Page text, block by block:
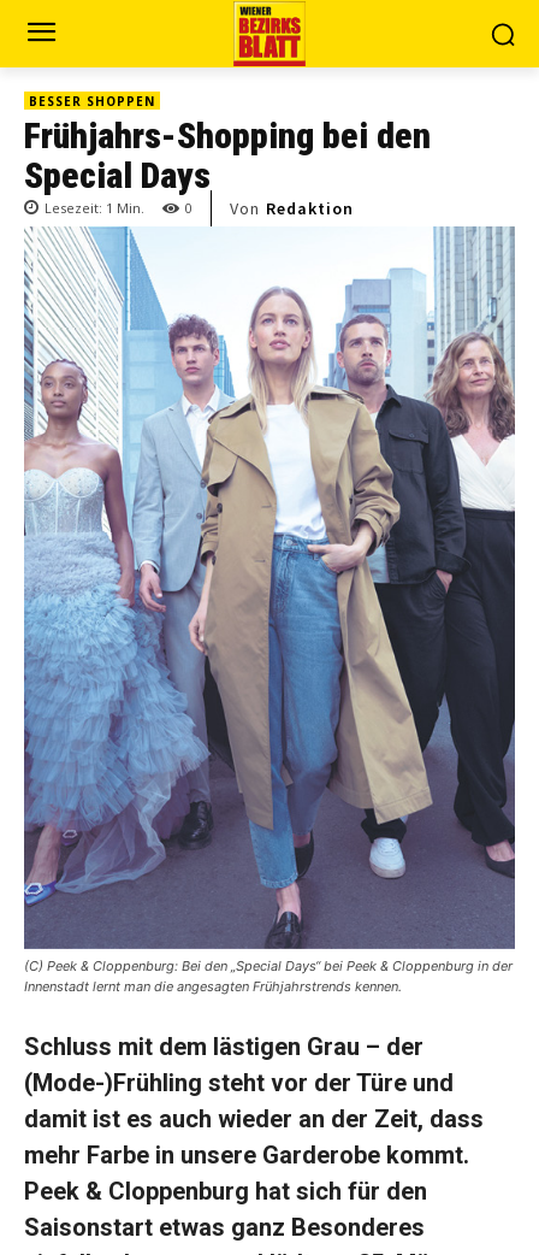
BESSER SHOPPEN
Frühjahrs-Shopping bei den
Special Days
Lesezeit: 1 Min. 0 Von Redaktion
(C) Peek & Cloppenburg: Bei den „Special Days“ bei Peek & Cloppenburg in der
Innenstadt lernt man die angesagten Frühjahrstrends kennen.
Schluss mit dem lästigen Grau – der
(Mode-)Frühling steht vor der Türe und
damit ist es auch wieder an der Zeit, dass
mehr Farbe in unsere Garderobe kommt.
Peek & Cloppenburg hat sich für den
Saison­start etwas ganz Besonderes